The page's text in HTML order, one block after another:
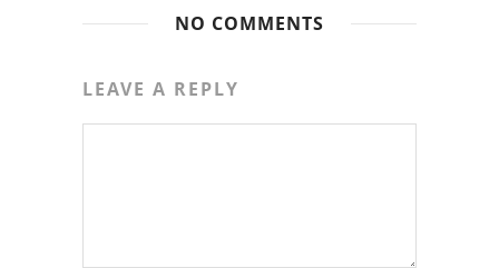
NO COMMENTS
LEAVE A REPLY